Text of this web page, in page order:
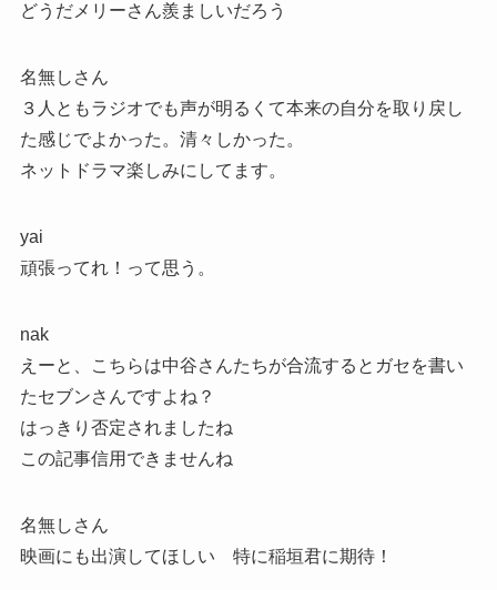
どうだメリーさん羨ましいだろう
名無しさん
３人ともラジオでも声が明るくて本来の自分を取り戻し
た感じでよかった。清々しかった。
ネットドラマ楽しみにしてます。
yai
頑張ってれ！って思う。
nak
えーと、こちらは中谷さんたちが合流するとガセを書い
たセブンさんですよね？
はっきり否定されましたね
この記事信用できませんね
名無しさん
映画にも出演してほしい 特に稲垣君に期待！